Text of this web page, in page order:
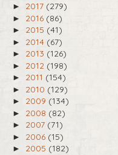
► 2017 (279)
► 2016 (86)
► 2015 (41)
► 2014 (67)
► 2013 (126)
► 2012 (198)
► 2011 (154)
► 2010 (129)
► 2009 (134)
► 2008 (82)
► 2007 (71)
► 2006 (15)
► 2005 (182)